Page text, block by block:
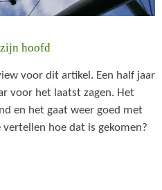
hoofd
voor dit artikel. Een half jaar
voor het laatst zagen. Het
en het gaat weer goed met
hoe dat is gekomen?